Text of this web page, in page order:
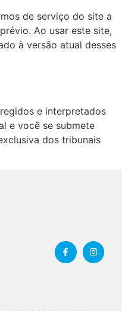
de serviço do site a
Ao usar este site,
à versão atual desses
e interpretados
e você se submete
dos tribunais